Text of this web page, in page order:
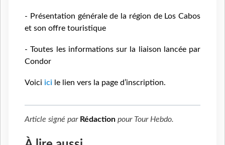
- Présentation générale de la région de Los Cabos
et son offre touristique
- Toutes les informations sur la liaison lancée par
Condor
Voici ici le lien vers la page d’inscription.
Article signé par Rédaction pour Tour Hebdo.